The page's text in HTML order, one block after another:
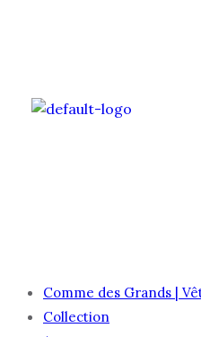
Comme des Grands |
Collection